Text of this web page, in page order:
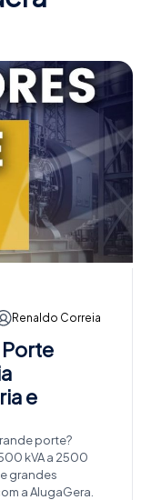
Renaldo Correia
e
porte?
kVA a 2500
grandes
a AlugaGera.